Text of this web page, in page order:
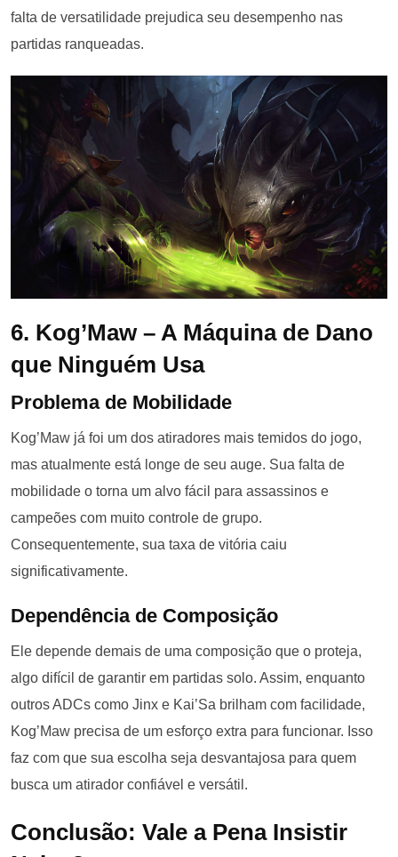
falta de versatilidade prejudica seu desempenho nas
partidas ranqueadas.
6. Kog’Maw – A Máquina de Dano
que Ninguém Usa
Problema de Mobilidade
Kog’Maw já foi um dos atiradores mais temidos do jogo,
mas atualmente está longe de seu auge. Sua falta de
mobilidade o torna um alvo fácil para assassinos e
campeões com muito controle de grupo.
Consequentemente, sua taxa de vitória caiu
significativamente.
Dependência de Composição
Ele depende demais de uma composição que o proteja,
algo difícil de garantir em partidas solo. Assim, enquanto
outros ADCs como Jinx e Kai’Sa brilham com facilidade,
Kog’Maw precisa de um esforço extra para funcionar. Isso
faz com que sua escolha seja desvantajosa para quem
busca um atirador confiável e versátil.
Conclusão: Vale a Pena Insistir